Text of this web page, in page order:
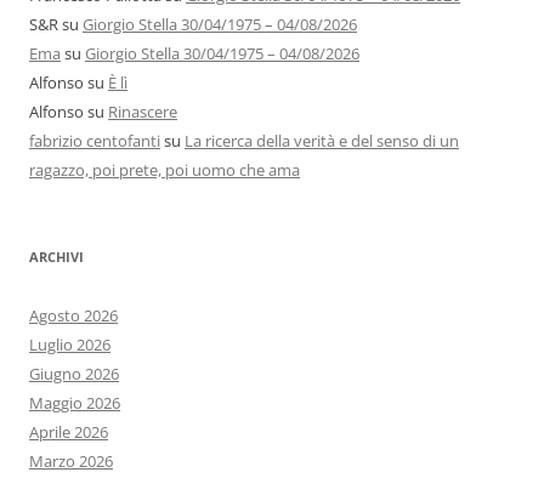
S&Rsu Giorgio Stella 30/04/1975 – 04/08/2026
Ema su Giorgio Stella 30/04/1975 – 04/08/2026
Alfonso su È lì
Alfonso su Rinascere
fabrizio centofantisu La ricerca della verità e del senso di un
ragazzo, poi prete, poi uomo che ama
ARCHIVI
Agosto 2026
Luglio 2026
Giugno 2026
Maggio 2026
Aprile 2026
Marzo 2026